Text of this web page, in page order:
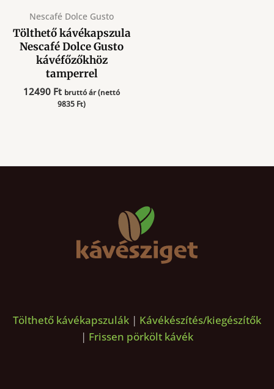
Nescafé Dolce Gusto
Tölthető kávékapszula
Nescafé Dolce Gusto
kávéfőzőkhöz
tamperrel
12490 Ft bruttó ár (nettó
9835 Ft)
Tölthető kávékapszulák | Kávékészítés/kiegészítők
| Frissen pörkölt kávék